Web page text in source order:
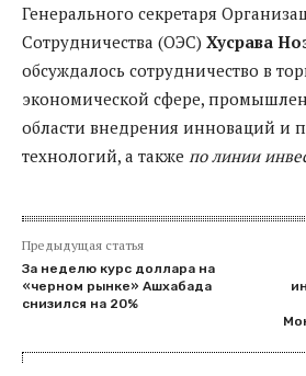
Генерального секретаря
Сотрудничества (ОЭС) Хусрава
обсуждалось сотрудничество в
экономической сфере,
области внедрения инноваций и
технологий, а также по линии
Предыдущая статья
За неделю курс доллара на
«черном рынке» Ашхабада
снизился на 20%